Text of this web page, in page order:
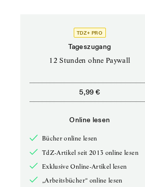
TDZ+ PRO
Tageszugang
12 Stunden ohne Paywall
5,99 €
Online lesen
Bücher online lesen
TdZ-Artikel seit 2013 online lesen
Exklusive Online-Artikel lesen
„Arbeitsbücher“ online lesen